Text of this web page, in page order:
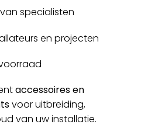
specialisten
en projecten
accessoires en
voor uitbreiding,
van uw installatie.